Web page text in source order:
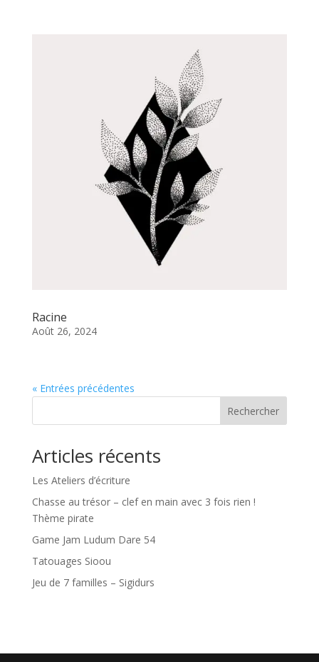
Racine
Août 26, 2024
« Entrées précédentes
Rechercher
Articles récents
Les Ateliers d’écriture
Chasse au trésor – clef en main avec 3 fois rien !
Thème pirate
Game Jam Ludum Dare 54
Tatouages Sioou
Jeu de 7 familles – Sigidurs